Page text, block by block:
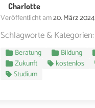
Charlotte
Veröffentlicht am20. März 2024
Schlagworte & Kategorien:
Beratung Bildung
Zukunft
kostenlos
Studium